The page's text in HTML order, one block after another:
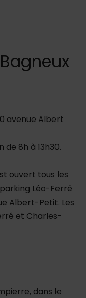
avenue Albert
8h à 13h30.
ouvert tous les
Léo-Ferré
Albert-Petit. Les
et Charles-
dans le